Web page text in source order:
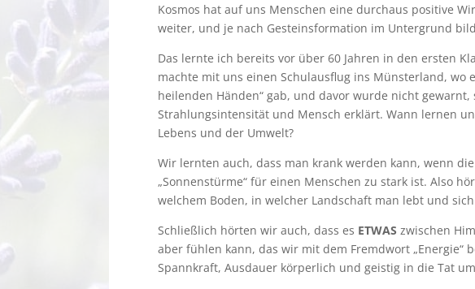
Kosmos hat auf uns Menschen eine durchaus positive
weiter, und je nach Gesteinsformation im Untergrund
Das lernte ich bereits vor über 60 Jahren in den ersten
machte mit uns einen Schulausflug ins Münsterland, wo
heilenden Händen“ gab, und davor wurde nicht
Strahlungsintensität und Mensch erklärt. Wann lernen
Lebens und der Umwelt?
Wir lernten auch, dass man krank werden kann, wenn
„Sonnenstürme“ für einen Menschen zu stark ist. Also
welchem Boden, in welcher Landschaft man lebt und
Schließlich hörten wir auch, dass es ETWAS zwischen
aber fühlen kann, das wir mit dem Fremdwort „Energie“
Spannkraft, Ausdauer körperlich und geistig in die Tat